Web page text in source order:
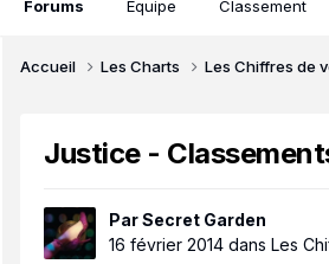
Forums Équipe Classement
Accueil Les Charts Les Chiffres de
Justice -
ParSecret Garden
16 février 2014 dans Les